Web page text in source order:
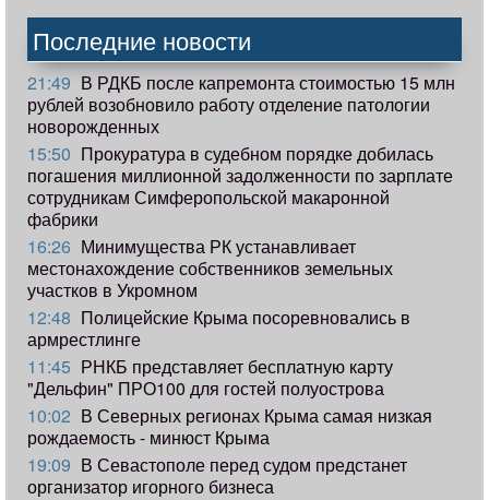
Последние новости
21:49 В РДКБ после капремонта стоимостью 15 млн
рублей возобновило работу отделение патологии
новорожденных
15:50 Прокуратура в судебном порядке добилась
погашения миллионной задолженности по зарплате
сотрудникам Симферопольской макаронной
фабрики
16:26 Минимущества РК устанавливает
местонахождение собственников земельных
участков в Укромном
12:48 Полицейские Крыма посоревновались в
армрестлинге
11:45 РНКБ представляет бесплатную карту
"Дельфин" ПРО100 для гостей полуострова
10:02 В Северных регионах Крыма самая низкая
рождаемость - минюст Крыма
19:09 В Севастополе перед судом предстанет
организатор игорного бизнеса